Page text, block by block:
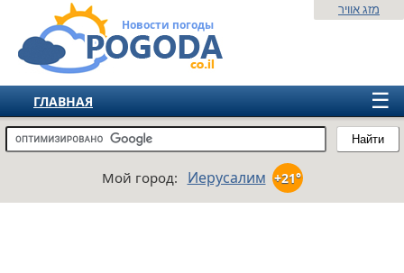
Новости погоды
Найти
מזג אוויר
☰
ГЛАВНАЯ
ИЗРАИЛЬ
ЕВРОПА
Мой город: Иерусалим +21°